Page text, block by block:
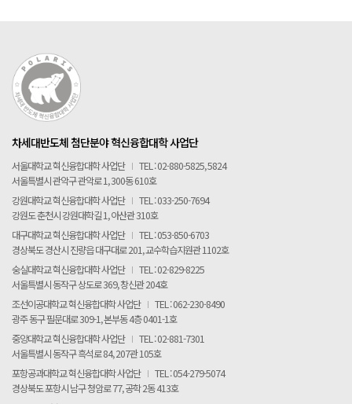
차세대반도체 첨단분야 혁신융합대학 사업단
서울대학교 혁신융합대학 사업단 I TEL : 02-880-5825, 5824
서울특별시 관악구 관악로 1, 300동 610호
강원대학교 혁신융합대학 사업단 I TEL : 033-250-7694
강원도 춘천시 강원대학길 1, 아산관 310호
대구대학교 혁신융합대학 사업단 I TEL : 053-850-6703
경상북도 경산시 진량읍 대구대로 201, 교수학습지원관 1102호
숭실대학교 혁신융합대학 사업단 I TEL : 02-829-8225
서울특별시 동작구 상도로 369, 창신관 204호
조선이공대학교 혁신융합대학 사업단 I TEL : 062-230-8490
광주 동구 필문대로 309-1, 본부동 4층 0401-1호
중앙대학교 혁신융합대학 사업단 I TEL : 02-881-7301
서울특별시 동작구 흑석로 84, 207관 105호
포항공과대학교 혁신융합대학 사업단 I TEL : 054-279-5074
경상북도 포항시 남구 청암로 77, 공학 2동 413호